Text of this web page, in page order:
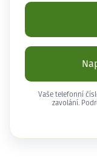
Vaše telefonní
zavolání.